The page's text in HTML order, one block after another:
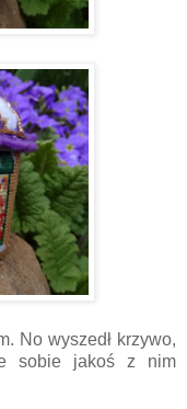
No wyszedł krzywo,
sobie jakoś z nim